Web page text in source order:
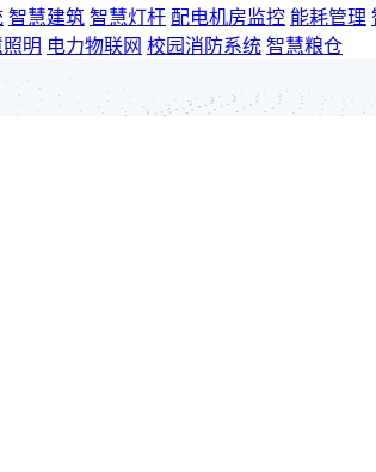
智慧建筑 智慧灯杆 配电机房监控 能耗管理
明 电力物联网 校园消防系统 智慧粮仓